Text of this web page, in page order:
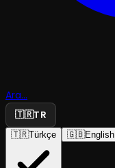
Ara...
🇹🇷TR
🇹🇷Türkçe 🇬🇧English